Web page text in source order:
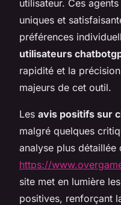
utilisateur. Ces
uniques et
préférences
utilisateurs
rapidité et la
majeurs de cet outil.
Les avis positifs sur
malgré quelques
analyse plus détaillée
https://
site met en lumière
positives, renforçant